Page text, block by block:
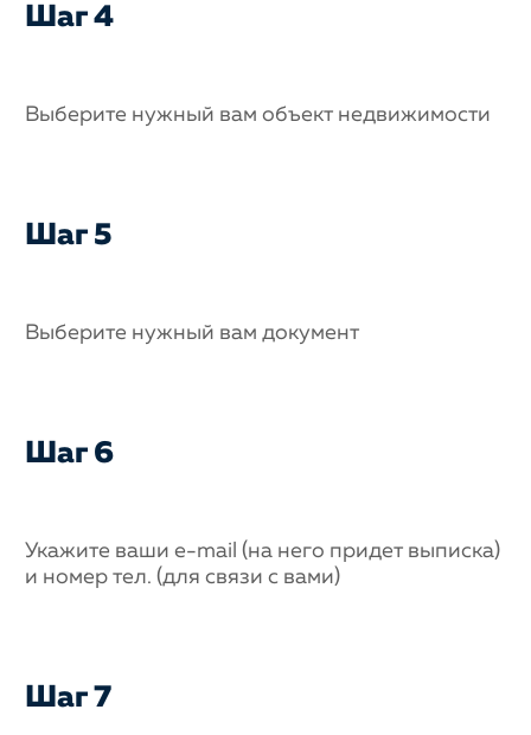
Шаг 4
Выберите нужный вам объект недвижимости
Шаг 5
Выберите нужный вам документ
Шаг 6
Укажите ваши e-mail (на него придет выписка)
и номер тел. (для связи с вами)
Шаг 7